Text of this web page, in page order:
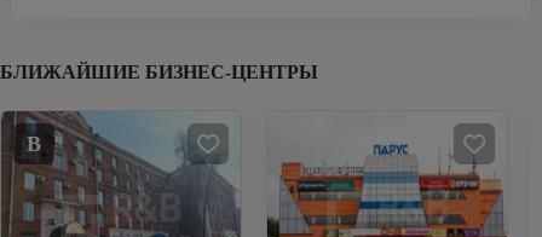
БЛИЖАЙШИЕ БИЗНЕС-ЦЕНТРЫ
B